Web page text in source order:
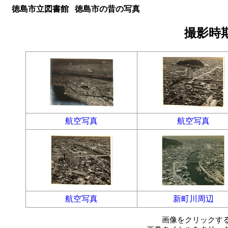
徳島市立図書館 徳島市の昔の写真
撮影時
航空写真 航空写真
航空写真 新町川周辺
画像をクリックす